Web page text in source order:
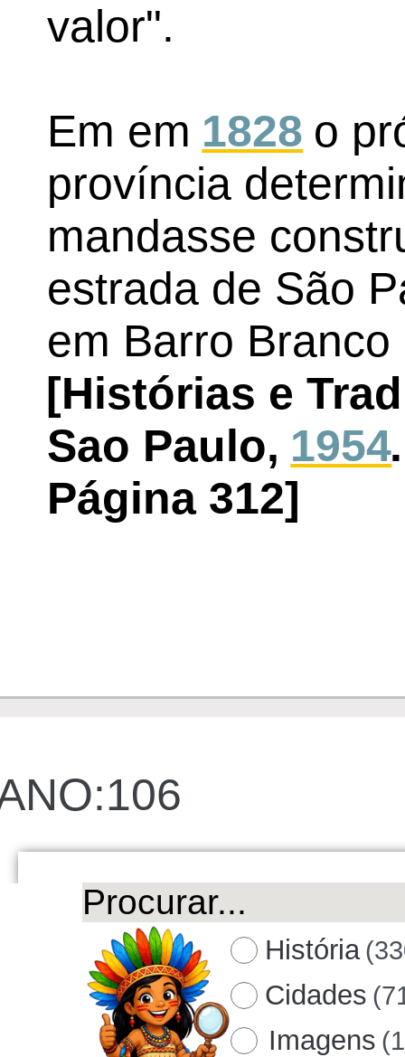
valor".
Em em 1828o
província
mandasse
estrada de São
em Barro
[Histórias e
Sao Paulo, 1954
Página 312]
História
Cidades
Imagens